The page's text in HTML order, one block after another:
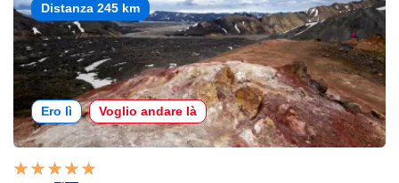
Distanza 245 km
Ero lì Voglio andare là